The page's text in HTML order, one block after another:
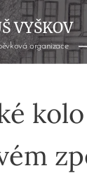
VYŠKOV
organizace